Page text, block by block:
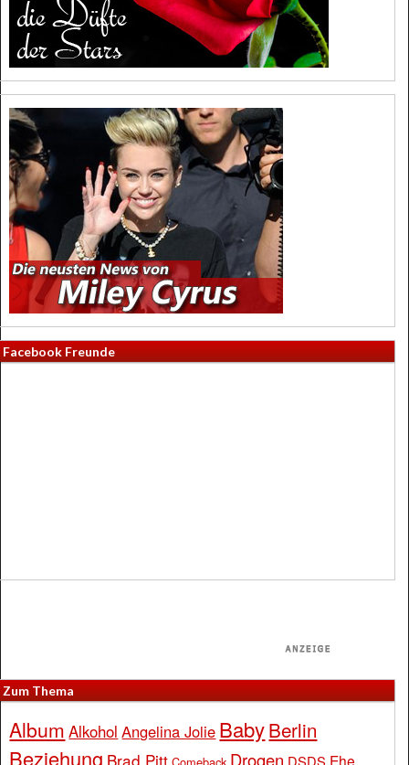
Facebook Freunde
Zum Thema
Album Alkohol Angelina Jolie BabyBerlin
Beziehung Brad Pitt Drogen DSDS Ehe